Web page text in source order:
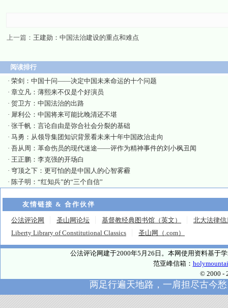
上一篇： 王建勋：中国法治建设的重点和难点
阅读排行
· 荣剑：中国十问——决定中国未来命运的十个问题
· 章立凡：薄熙来不仅是个好演员
· 贺卫方：中国法治的出路
· 犀利公：中国将来可能比晚清还不堪
· 张千帆：言论自由是弥合社会分裂的基础
· 马勇：从领导集团知识背景看未来十年中国政治走向
· 吾从周：革命伤员的现代迷途——评作为精神事件的刘小枫丑闻
· 王正鹏：李克强的开场白
· 穹顶之下：更可怕的是中国人的心智雾霾
· 陈子明：“红知兵”的“三个自信”
友情链接 & 合作伙伴
公法评论网 圣山网论坛 基督教经典图书馆（英文）
北大法律信
Liberty Library of Constitutional Classics
圣山网（.com）
公法评论网建于2000年5月26日。本网使用资料基于
范亚峰信箱：
© 2000 -
两足行遍天地路，一肩担尽古今